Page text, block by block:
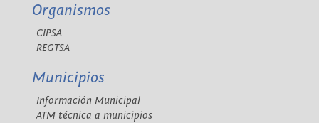
Organismos
CIPSA
REGTSA
Municipios
Información Municipal
ATM técnica a municipios